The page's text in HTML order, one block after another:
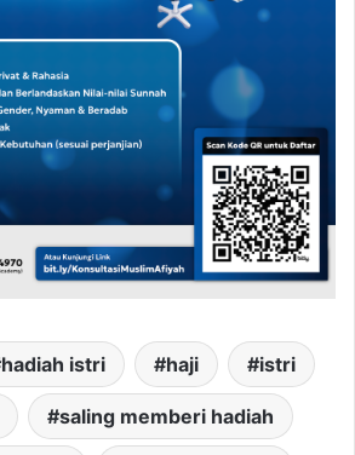
hadiah istri haji istri
saling memberi hadiah